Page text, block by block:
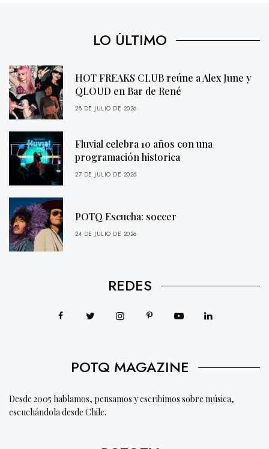
LO ÚLTIMO
HOT FREAKS CLUB reúne a Alex June y
QLOUD en Bar de René
28 DE JULIO DE 2026
Fluvial celebra 10 años con una
programación historica
27 DE JULIO DE 2026
POTQ Escucha: soccer
24 DE JULIO DE 2026
REDES
POTQ MAGAZINE
Desde 2005 hablamos, pensamos y escribimos sobre música,
escuchándola desde Chile.